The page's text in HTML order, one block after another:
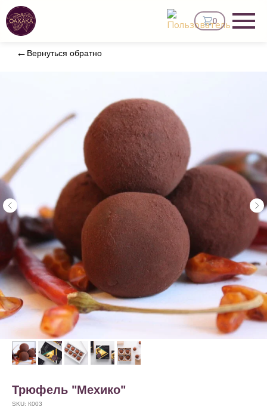
0
Вернуться обратно
Трюфель "Мехико"
SKU: К003